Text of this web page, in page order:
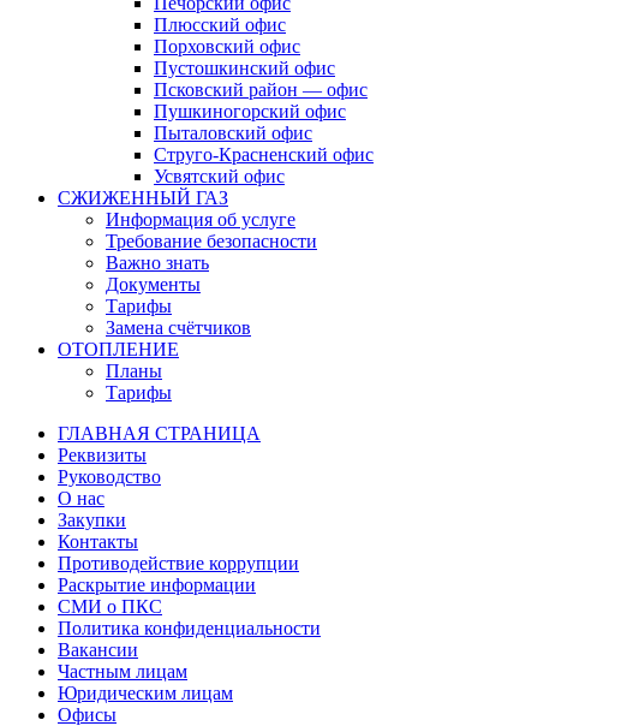
Плюсский офис
Порховский офис
Пустошкинский офис
Псковский район — офис
Пушкиногорский офис
Пыталовский офис
Струго-Красненский офис
Усвятский офис
СЖИЖЕННЫЙ ГАЗ
Информация об услуге
Требование безопасности
Важно знать
Документы
Тарифы
Замена счётчиков
ОТОПЛЕНИЕ
Планы
Тарифы
ГЛАВНАЯ СТРАНИЦА
Реквизиты
Руководство
О нас
Закупки
Контакты
Противодействие коррупции
Раскрытие информации
СМИ о ПКС
Политика конфиденциальности
Вакансии
Частным лицам
Юридическим лицам
Офисы